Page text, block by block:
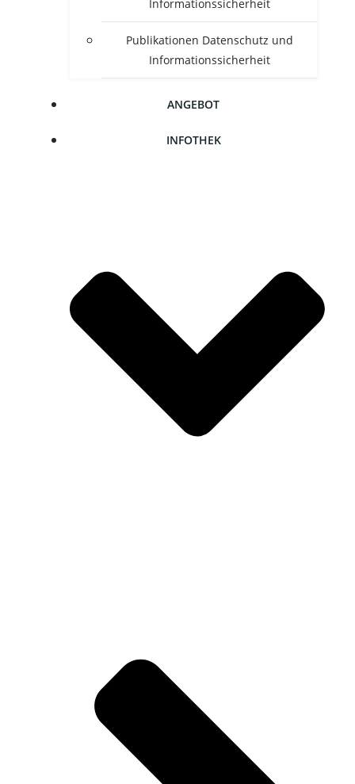
Informationssicherheit
Publi­ka­tio­nen Daten­schutz und
Informationssicherheit
ANGE­BOT
INFO­THEK